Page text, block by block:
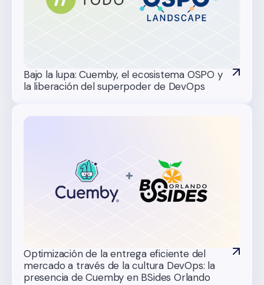
Bajo la lupa: Cuemby, el ecosistema OSPO y
la liberación del superpoder de DevOps
Optimización de la entrega eficiente del
mercado a través de la cultura DevOps: la
presencia de Cuemby en BSides Orlando